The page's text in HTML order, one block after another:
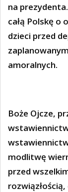
na
całą Polskę o
dzieci przed
amoralnych.
Boże Ojcze,
modlitwę
przed